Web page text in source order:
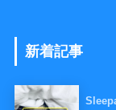
新着記事